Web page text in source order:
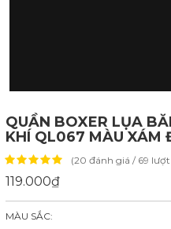
QUẦN BOXER LỤA
KHÍ QL067 MÀU XÁM
(20 đánh giá / 69
119.000₫
MÀU SẮC: